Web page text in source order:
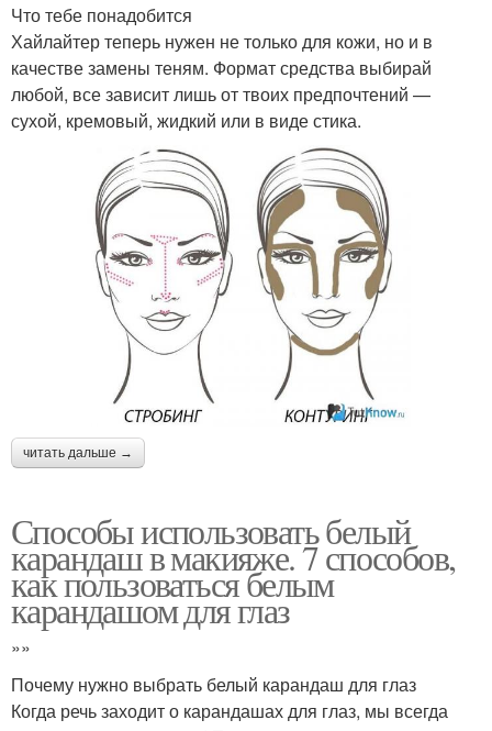
Что тебе понадобится
Хайлайтер теперь нужен не только для кожи, но и в
качестве замены теням. Формат средства выбирай
любой, все зависит лишь от твоих предпочтений —
сухой, кремовый, жидкий или в виде стика.
читать дальше →
Способы использовать белый
карандаш в макияже. 7 способов,
как пользоваться белым
карандашом для глаз
»»
Почему нужно выбрать белый карандаш для глаз
Когда речь заходит о карандашах для глаз, мы всегда